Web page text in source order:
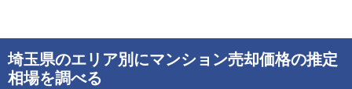
埼玉県のエリア別にマンション売却価格の推定
相場を調べる